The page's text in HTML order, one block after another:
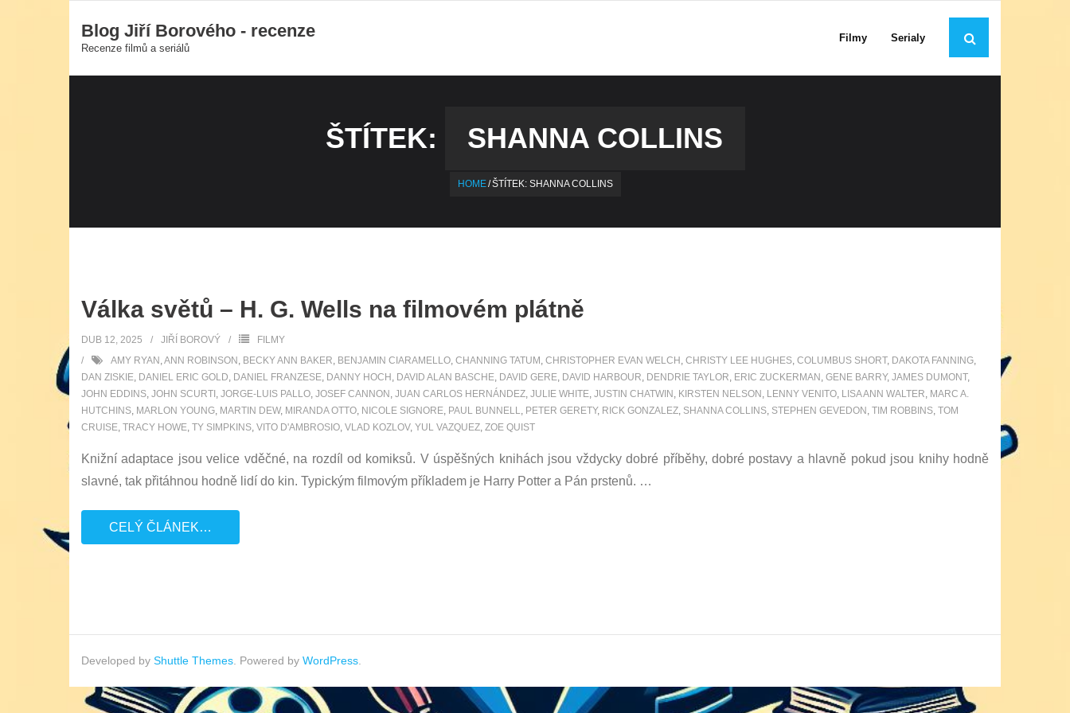
content
Blog Jiří Borového - recenze
Recenze filmů a seriálů
Filmy Serialy
ŠTÍTEK: SHANNA COLLINS
HOME/ŠTÍTEK: SHANNA COLLINS
Válka světů – H. G. Wells na filmovém plátně
DUB 12, 2025 JIŘÍ BOROVÝ
FILMY
AMY RYAN ,ANN ROBINSON , BECKY ANN BAKER, BENJAMIN CIARAMELLO, CHANNING TATUM , CHRISTOPHER EVAN WELCH , CHRISTY LEE HUGHES, COLUMBUS SHORT, DAKOTA FANNING,
DAN ZISKIE, DANIEL ERIC GOLD, DANIEL FRANZESE, DANNY HOCH , DAVID ALAN BASCHE, DAVID GERE, DAVID HARBOUR, DENDRIE TAYLOR, ERIC ZUCKERMAN , GENE BARRY, JAMES DUMONT,
JOHN EDDINS, JOHN SCURTI , JORGE-LUIS PALLO, JOSEF CANNON , JUAN CARLOS HERNÁNDEZ, JULIE WHITE, JUSTIN CHATWIN , KIRSTEN NELSON , LENNY VENITO, LISA ANN WALTER, MARC A.
HUTCHINS, MARLON YOUNG, MARTIN DEW, MIRANDA OTTO, NICOLE SIGNORE, PAUL BUNNELL, PETER GERETY, RICK GONZALEZ, SHANNA COLLINS, STEPHEN GEVEDON , TIM ROBBINS, TOM
CRUISE, TRACY HOWE, TY SIMPKINS, VITO D'AMBROSIO, VLAD KOZLOV, YUL VAZQUEZ, ZOE QUIST
Knižní adaptace jsou velice vděčné, na rozdíl od komiksů. V úspěšných knihách jsou vždycky dobré příběhy, dobré postavy a hlavně pokud jsou knihy hodně
slavné, tak přitáhnou hodně lidí do kin. Typickým filmovým příkladem je Harry Potter a Pán prstenů. …
CELÝ ČLÁNEK…
Developed by Shuttle Themes . Powered by WordPress